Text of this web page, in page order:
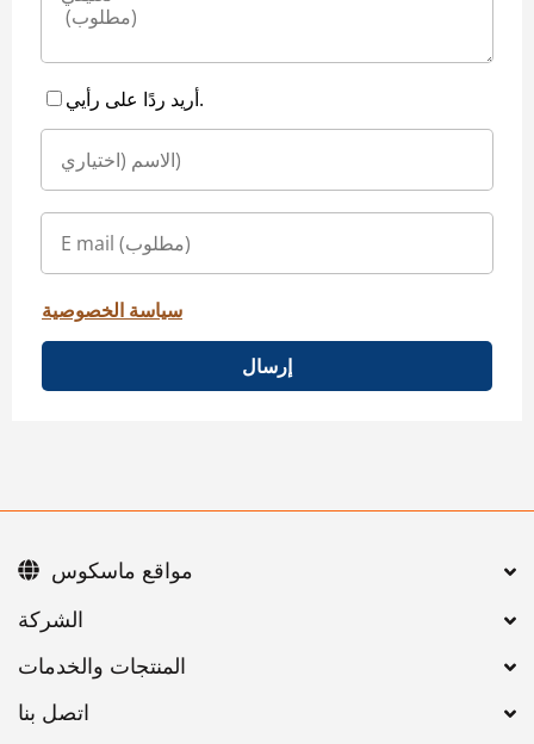
أريد ردًا على رأيي.
سياسة الخصوصية
إرسال
اتصل بنا
مواقع ماسكوس